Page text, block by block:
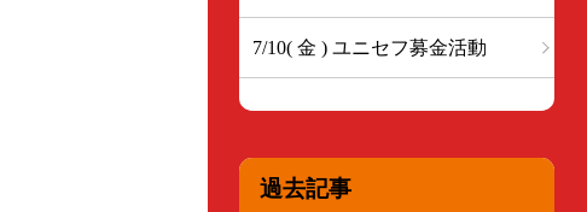
7/10( 金 ) ユニセフ募金活動
過去記事